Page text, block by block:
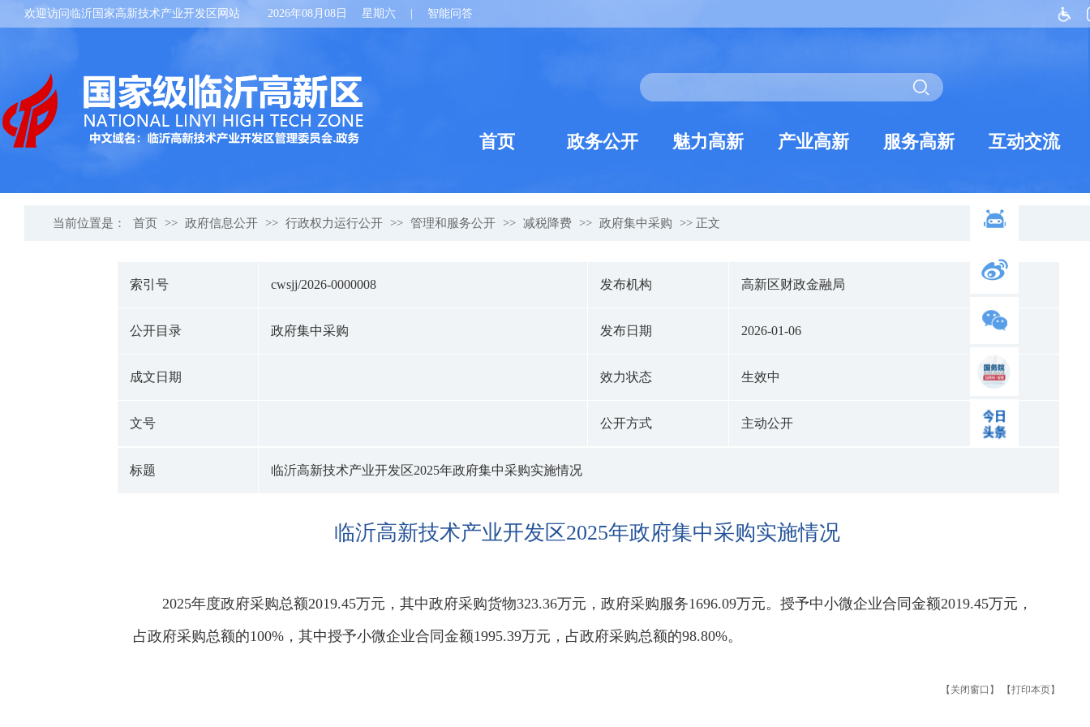
欢迎访问临沂国家高新技术产业开发区网站 2026年08月08日 星期六 智能问答
首页 政务公开 魅力高新 产业高新 服务高新 互动交流
当前位置是： 首页 >> 政府信息公开 >> 行政权力运行公开 >> 管理和服务公开 >> 减税降费 >> 政府集中采购 >> 正文
索引号 cwsjj/2026-0000008 发布机构 高新区财政金融局
公开目录 政府集中采购 发布日期 2026-01-06
成文日期 效力状态 生效中
文号 公开方式 主动公开
标题 临沂高新技术产业开发区2025年政府集中采购实施情况
临沂高新技术产业开发区2025年政府集中采购实施情况
2025年度政府采购总额2019.45万元，其中政府采购货物323.36万元，政府采购服务1696.09万元。授予中小微企业合同金额2019.45万元，
占政府采购总额的100%，其中授予小微企业合同金额1995.39万元，占政府采购总额的98.80%。
【关闭窗口】 【打印本页】